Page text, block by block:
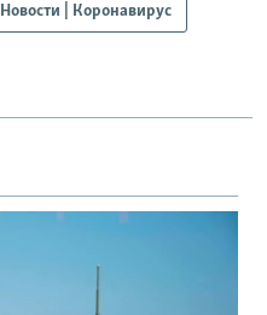
Новости | Коронавирус